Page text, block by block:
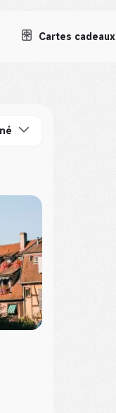
Cartes cadeaux